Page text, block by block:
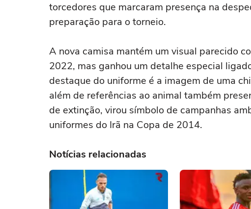
torcedores que marcaram presença na
preparação para o torneio.
A nova camisa mantém um visual parecido
2022, mas ganhou um detalhe especial
destaque do uniforme é a imagem de uma
além de referências ao animal também
de extinção, virou símbolo de campanhas
uniformes do Irã na Copa de 2014.
Notícias relacionadas